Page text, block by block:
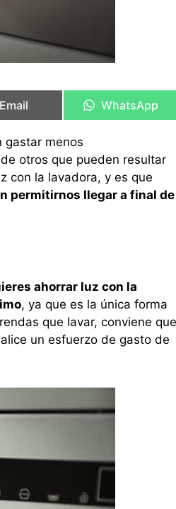
Email
en
WhatsApp
gastar menos
otros que pueden resultar
con la lavadora, y es que
permitirnos llegar a final de
ahorrar luz con la
, ya que es la única forma
que lavar, conviene que
un esfuerzo de gasto de
en